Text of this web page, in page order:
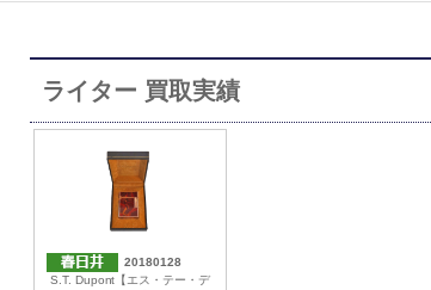
ライター 買取実績
20180128
S.T. Dupont【エス・テー・デ